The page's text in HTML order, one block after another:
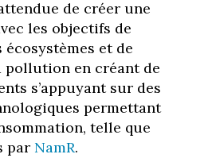
de créer une
les objectifs de
et de
en créant de
s’appuyant sur des
permettant
telle que
par NamR.